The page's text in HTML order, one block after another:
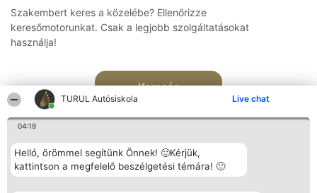
TURUL Autósiskola Live chat
04:19
Helló, örömmel segítünk Önnek! 🙂Kérjük,
kattintson a megfelelő beszélgetési témára! 🙂
Szakembert keres a közelébe? Ellenőrizze
keresőmotorunkat. Csak a legjobb szolgáltatásokat
használja!
Keresés
Rangsorszervező Népszavazás Elérhetőség